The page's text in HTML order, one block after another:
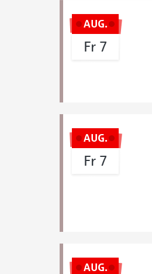
AUG.
Fr 7
AUG.
Fr 7
AUG.